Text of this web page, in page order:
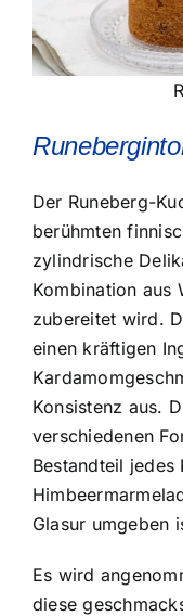
Der Runeberg-
berühmten
zylindrische
Kombination aus
zubereitet wird.
einen kräftigen
Konsistenz aus.
verschiedenen
Bestandteil jedes
Glasur umgeben
Es wird
diese